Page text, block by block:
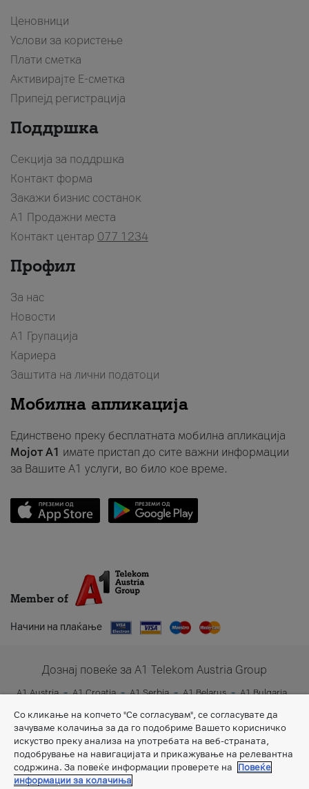
Ценовници
Услови за користење
Плати сметка
Активирајте Е-сметка
Припејд регистрација
Поддршка
Секција за поддршка
Контакт форма
Закажи бизнис состанок
A1 Продажни места
Контакт центар 077 1234
Профил
За нас
Новости
А1 Групација
Кариера
Заштита на лични податоци
Мобилна апликација
Единствено преку бесплатната мобилна апликација
Мојот A1 имате пристап до сите важни информации
за Вашите A1 услуги, во било кое време.
Member of
Начини на плаќање
Дознај повеќе за A1 Telekom Austria Group
A1 Austria A1 Croatia A1 Serbia A1 Belarus
A1 Bulgaria
A1 Slovenia
A1 Digital
Со кликање на копчето "Се согласувам", се согласувате да
зачуваме колачиња за да го подобриме Вашето корисничко
искуство преку анализа на употребата на веб-страната,
подобрување на навигацијата и прикажување на релевантна
содржина. За повеќе информации проверете на
Повеќе
информации за колачиња